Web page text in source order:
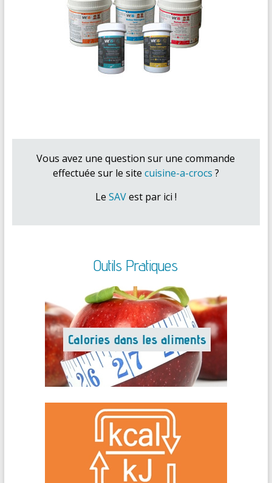
Vous avez une question sur une commande
effectuée sur le site cuisine-a-crocs ?
Le SAVest par ici !
Outils Pratiques